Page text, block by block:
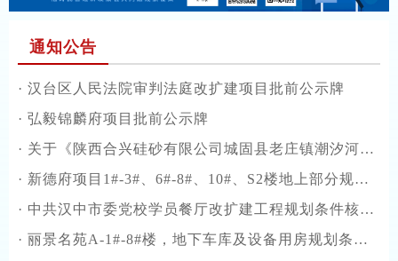
通知公告
· 汉台区人民法院审判法庭改扩建项目批前公示牌
· 弘毅锦麟府项目批前公示牌
· 关于《陕西合兴硅砂有限公司城固县老庄镇潮汐河石英矿矿区生态修复方案》通过审查的公告
· 新德府项目1#-3#、6#-8#、10#、S2楼地上部分规划条件核实结果公开
· 中共汉中市委党校学员餐厅改扩建工程规划条件核实结果公开
· 丽景名苑A-1#-8#楼，地下车库及设备用房规划条件核实结果公开